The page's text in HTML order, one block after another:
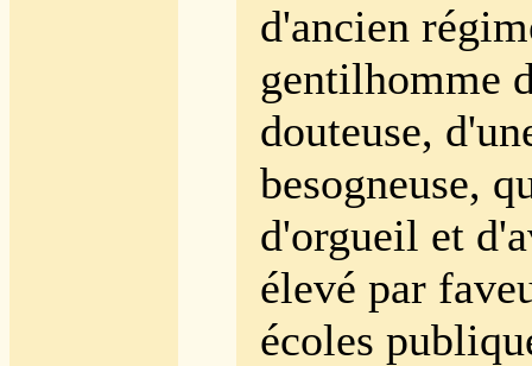
d'ancien
gentilhomme
douteuse,
besogneuse,
d'orgueil et
élevé par
écoles